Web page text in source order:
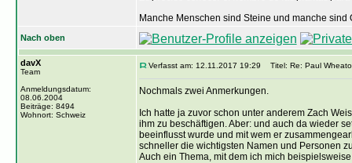
Manche Menschen sind Steine und manche sind
Nach oben
davX
Team
Anmeldungsdatum:
08.06.2004
Beiträge: 8494
Wohnort: Schweiz
Verfasst am: 12.11.2017 19:29 Titel: Re: Paul
Nochmals zwei Anmerkungen.
Ich hatte ja zuvor schon unter anderem Zach
ihm zu beschäftigen. Aber: und auch da wieder
beeinflusst wurde und mit wem er
schneller die wichtigsten Namen und Personen
Auch ein Thema, mit dem ich mich